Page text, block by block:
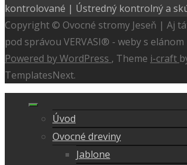
Copyright © Ovocné stromy Jeseň | Aj
pod správou VERVASI® - weby s elánom
Powered by WordPress , Theme i-craft
TemplatesNext.
Úvod
Ovocné dreviny
Jablone